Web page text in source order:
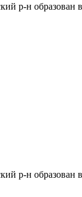
р-н образован в
р-н образован в